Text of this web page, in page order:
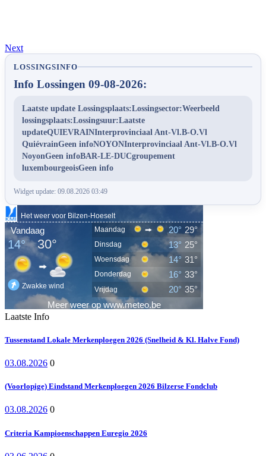
Next
LOSSINGSINFO
Info Lossingen 09-08-2026:
Laatste update Lossingsplaats:Lossingsector:Weerbeeld
lossingsplaats:Lossingsuur:Laatste
updateQUIEVRAINInterprovinciaal Ant-Vl.B-O.Vl
QuiévrainGeen infoNOYONInterprovinciaal Ant-Vl.B-O.Vl
NoyonGeen infoBAR-LE-DUCgroupement
luxembourgeoisGeen info
Widget update: 09.08.2026 03:49
Laatste Info
Tussenstand Lokale Merkenploegen 2026 (Snelheid & Kl. Halve Fond)
03.08.2026 0
(Voorlopige) Eindstand Merkenploegen 2026 Bilzerse Fondclub
03.08.2026 0
Criteria Kampioenschappen Euregio 2026